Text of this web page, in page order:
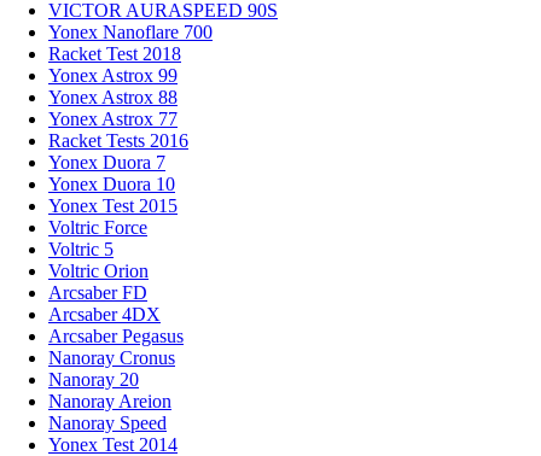
VICTOR AURASPEED 90S
Yonex Nanoflare 700
Racket Test 2018
Yonex Astrox 99
Yonex Astrox 88
Yonex Astrox 77
Racket Tests 2016
Yonex Duora 7
Yonex Duora 10
Yonex Test 2015
Voltric Force
Voltric 5
Voltric Orion
Arcsaber FD
Arcsaber 4DX
Arcsaber Pegasus
Nanoray Cronus
Nanoray 20
Nanoray Areion
Nanoray Speed
Yonex Test 2014